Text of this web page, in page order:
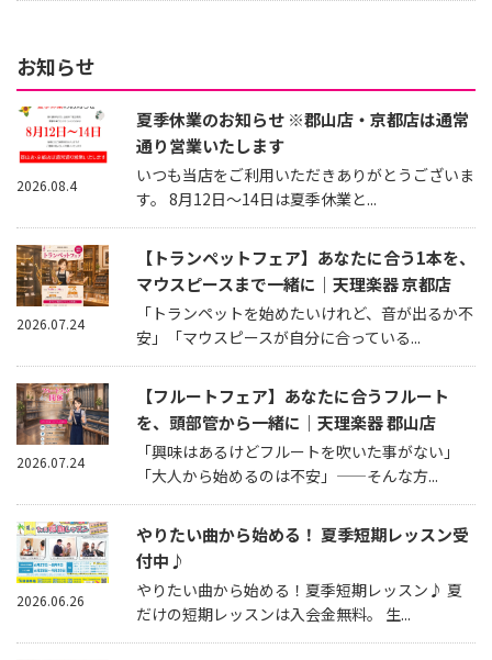
お知らせ
夏季休業のお知らせ ※郡山店・京都店は通常
通り営業いたします
いつも当店をご利用いただきありがとうございま
す。 8月12日～14日は夏季休業と...
2026.08.4
【トランペットフェア】あなたに合う1本を、
マウスピースまで一緒に｜天理楽器 京都店
「トランペットを始めたいけれど、音が出るか不
安」「マウスピースが自分に合っている...
2026.07.24
【フルートフェア】あなたに合うフルート
を、頭部管から一緒に｜天理楽器 郡山店
「興味はあるけどフルートを吹いた事がない」
「大人から始めるのは不安」——そんな方...
2026.07.24
やりたい曲から始める！ 夏季短期レッスン受
付中♪
やりたい曲から始める！夏季短期レッスン♪ 夏
だけの短期レッスンは入会金無料。 生...
2026.06.26